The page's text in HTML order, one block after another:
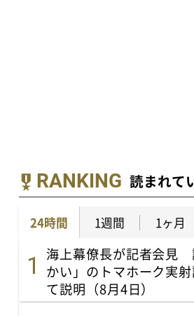
RANKING 読まれて
24時間 1週間 1ヶ月
海上幕僚長が記者会見
かい」のトマホーク実
て説明（8月4日）